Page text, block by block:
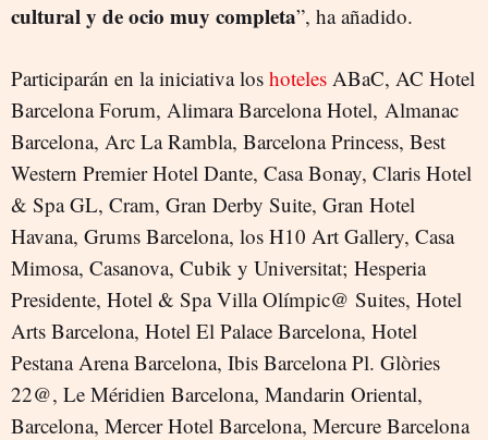
cultural y de ocio muy completa”, ha añadido.
Participarán en la iniciativa los hoteles ABaC, AC Hotel
Barcelona Forum, Alimara Barcelona Hotel, Almanac
Barcelona, Arc La Rambla, Barcelona Princess, Best
Western Premier Hotel Dante, Casa Bonay, Claris Hotel
& Spa GL, Cram, Gran Derby Suite, Gran Hotel
Havana, Grums Barcelona, los H10 Art Gallery, Casa
Mimosa, Casanova, Cubik y Universitat; Hesperia
Presidente, Hotel & Spa Villa Olímpic@ Suites, Hotel
Arts Barcelona, Hotel El Palace Barcelona, Hotel
Pestana Arena Barcelona, Ibis Barcelona Pl. Glòries
22@, Le Méridien Barcelona, Mandarin Oriental,
Barcelona, Mercer Hotel Barcelona, Mercure Barcelona